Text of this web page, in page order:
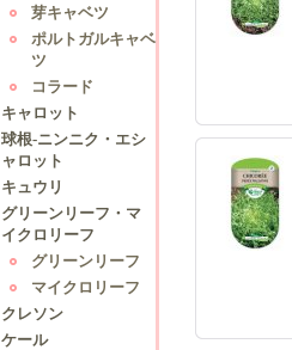
芽キャベツ
ポルトガルキャベ
ツ
コラード
キャロット
球根-ニンニク・エシ
ャロット
キュウリ
グリーンリーフ・マ
イクロリーフ
グリーンリーフ
マイクロリーフ
クレソン
ケール